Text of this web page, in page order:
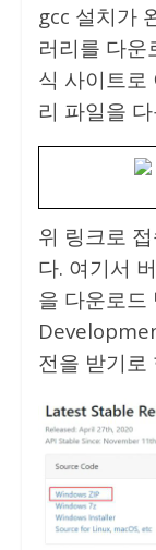
gcc 설치가
러리를 다
식 사이트로
리 파일을
위 링크로
다. 여기서
을 다운로드
전을 받기로